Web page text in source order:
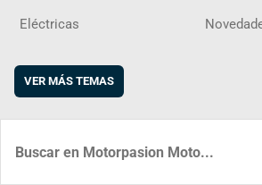
Eléctricas
VER MÁS TEMAS